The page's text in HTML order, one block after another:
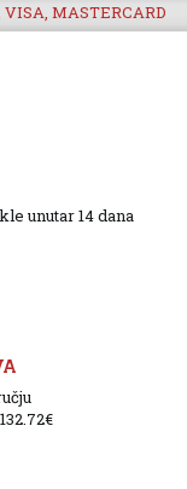
VISA, MASTERCARD
unutar 14 dana